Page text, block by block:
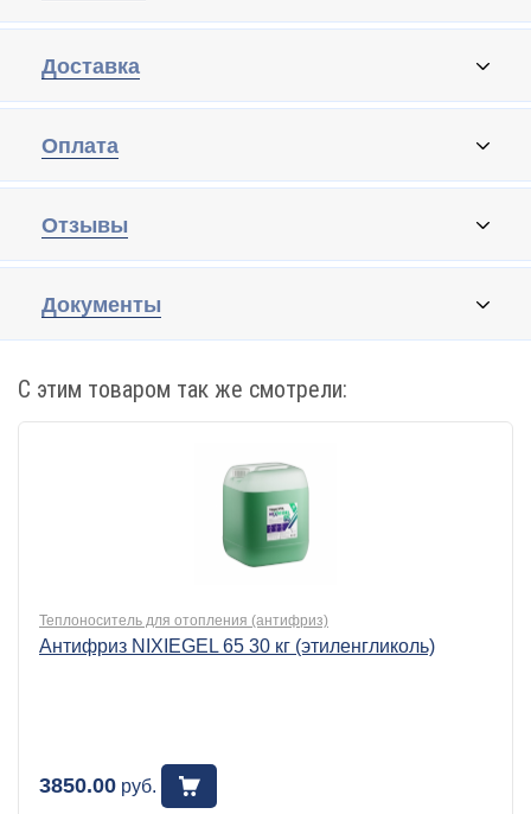
Доставка
Оплата
Отзывы
Документы
С этим товаром так же смотрели:
Теплоноситель для отопления (антифриз)
Антифриз NIXIEGEL 65 30 кг (этиленгликоль)
3850.00 руб.